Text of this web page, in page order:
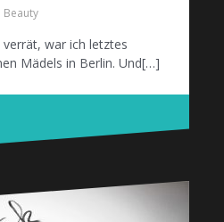
Beauty
war ich letztes
Mädels in Berlin. Und[…]